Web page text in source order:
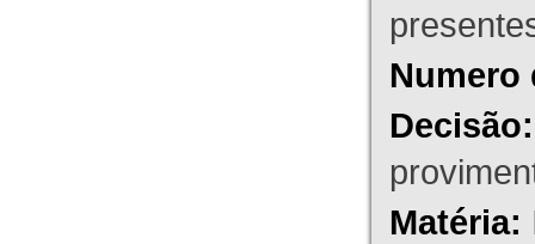
Numero
Decisão:
Matéria: